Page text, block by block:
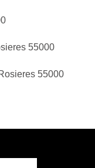
55000
55000